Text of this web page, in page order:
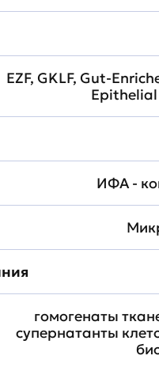
EZF, GKLF, Gut-
Epithelial
ИФА -
гомогенаты
супернатанты